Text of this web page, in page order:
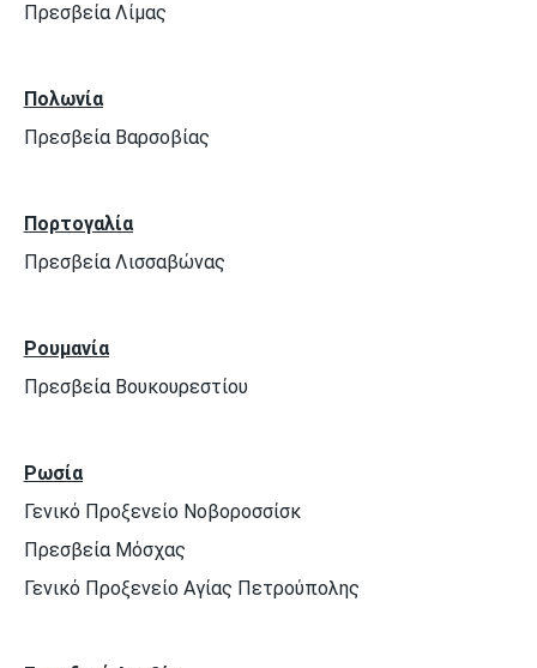
Πρεσβεία Λίμας
Πολωνία
Πρεσβεία Βαρσοβίας
Πορτογαλία
Πρεσβεία Λισσαβώνας
Ρουμανία
Πρεσβεία Βουκουρεστίου
Ρωσία
Γενικό Προξενείο Νοβοροσσίσκ
Πρεσβεία Μόσχας
Γενικό Προξενείο Αγίας Πετρούπολης